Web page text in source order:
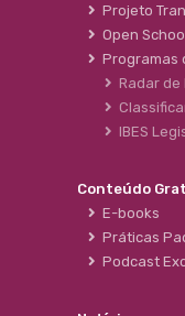
Projeto
Open
Programas
Radar de
IBES
Conteúdo
E-books
Práticas
Podcast